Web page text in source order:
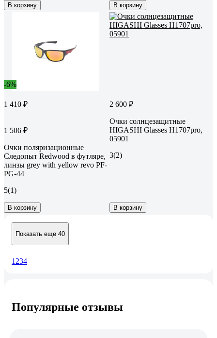
В корзину В корзину
-6%
1 410 ₽
1 506 ₽
Очки поляризационные
Следопыт Redwood в футляре,
линзы grey with yellow revo PF-
PG-44
5(1)
В корзину
2 600 ₽
Очки солнцезащитные
HIGASHI Glasses H1707pro,
05901
3(2)
В корзину
Показать еще 40
1 234
Популярные отзывы